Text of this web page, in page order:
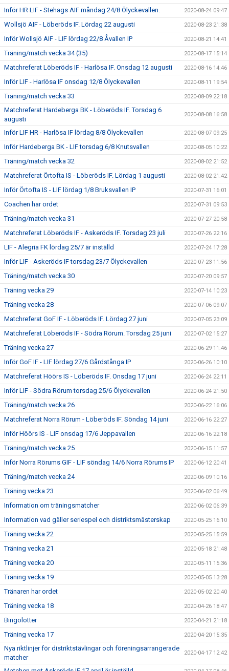
Inför HR LIF - Stehags AIF måndag 24/8 Ölyckevallen. 2020-08-24 09:47
Wollsjö AIF - Löberöds IF. Lördag 22 augusti 2020-08-23 21:38
Inför Wollsjö AIF - LIF lördag 22/8 Åvallen IP 2020-08-21 14:41
Träning/match vecka 34 (35) 2020-08-17 15:14
Matchreferat Löberöds IF - Harlösa IF. Onsdag 12 augusti 2020-08-16 14:46
Inför LIF - Harlösa IF onsdag 12/8 Ölyckevallen 2020-08-11 19:54
Träning/match vecka 33 2020-08-09 22:18
Matchreferat Hardeberga BK - Löberöds IF. Torsdag 6
augusti
2020-08-08 16:58
Inför LIF HR - Harlösa IF lördag 8/8 Ölyckevallen 2020-08-07 09:25
Inför Hardeberga BK - LIF torsdag 6/8 Knutsvallen 2020-08-05 10:22
Träning/match vecka 32 2020-08-02 21:52
Matchreferat Örtofta IS - Löberöds IF. Lördag 1 augusti 2020-08-02 21:42
Inför Örtofta IS - LIF lördag 1/8 Bruksvallen IP 2020-07-31 16:01
Coachen har ordet 2020-07-31 09:53
Träning/match vecka 31 2020-07-27 20:58
Matchreferat Löberöds IF - Askeröds IF. Torsdag 23 juli 2020-07-26 22:16
LIF - Alegria FK lördag 25/7 är inställd 2020-07-24 17:28
Inför LIF - Askeröds IF torsdag 23/7 Ölyckevallen 2020-07-23 11:56
Träning/match vecka 30 2020-07-20 09:57
Träning vecka 29 2020-07-14 10:23
Träning vecka 28 2020-07-06 09:07
Matchreferat GoF IF - Löberöds IF. Lördag 27 juni 2020-07-05 23:09
Matchreferat Löberöds IF - Södra Rörum. Torsdag 25 juni 2020-07-02 15:27
Träning vecka 27 2020-06-29 11:46
Inför GoF IF - LIF lördag 27/6 Gårdstånga IP 2020-06-26 10:10
Matchreferat Höörs IS - Löberöds IF. Onsdag 17 juni 2020-06-24 22:11
Inför LIF - Södra Rörum torsdag 25/6 Ölyckevallen 2020-06-24 21:50
Träning/match vecka 26 2020-06-22 16:06
Matchreferat Norra Rörum - Löberöds IF. Söndag 14 juni 2020-06-16 22:27
Inför Höörs IS - LIF onsdag 17/6 Jeppavallen 2020-06-16 22:18
Träning/match vecka 25 2020-06-15 11:57
Inför Norra Rörums GIF - LIF söndag 14/6 Norra Rörums IP 2020-06-12 20:41
Träning/match vecka 24 2020-06-09 10:16
Träning vecka 23 2020-06-02 06:49
Information om träningsmatcher 2020-06-02 06:39
Information vad gäller seriespel och distriktsmästerskap 2020-05-25 16:10
Träning vecka 22 2020-05-25 15:59
Träning vecka 21 2020-05-18 21:48
Träning vecka 20 2020-05-11 15:36
Träning vecka 19 2020-05-05 13:28
Tränaren har ordet 2020-05-02 20:40
Träning vecka 18 2020-04-26 18:47
Bingolotter 2020-04-21 21:18
Träning vecka 17 2020-04-20 15:35
Nya riktlinjer för distriktstävlingar och föreningsarrangerade
matcher
2020-04-17 12:42